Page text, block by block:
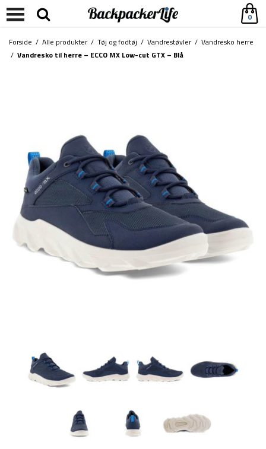
0
Forside / Alle produkter/ Tøj og fodtøj / Vandrestøvler/ Vandresko herre
/ Vandresko til herre – ECCO MX Low-cut GTX – Blå